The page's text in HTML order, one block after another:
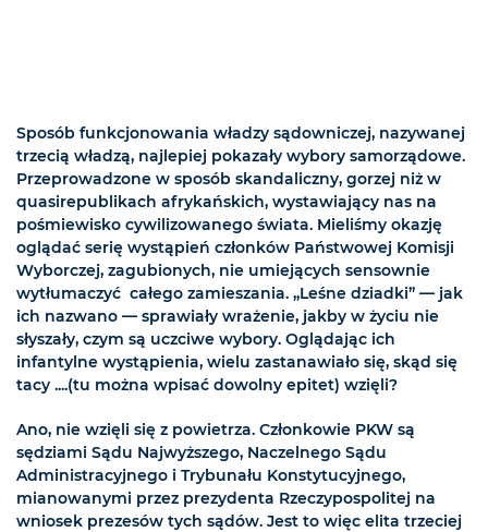
Sposób funkcjonowania władzy sądowniczej, nazywanej
trzecią władzą, najlepiej pokazały wybory samorządowe.
Przeprowadzone w sposób skandaliczny, gorzej niż w
quasirepublikach afrykańskich, wystawiający nas na
pośmiewisko cywilizowanego świata. Mieliśmy okazję
oglądać serię wystąpień członków Państwowej Komisji
Wyborczej, zagubionych, nie umiejących sensownie
wytłumaczyć całego zamieszania. „Leśne dziadki” — jak
ich nazwano — sprawiały wrażenie, jakby w życiu nie
słyszały, czym są uczciwe wybory. Oglądając ich
infantylne wystąpienia, wielu zastanawiało się, skąd się
tacy ....(tu można wpisać dowolny epitet) wzięli?
Ano, nie wzięli się z powietrza. Członkowie PKW są
sędziami Sądu Najwyższego, Naczelnego Sądu
Administracyjnego i Trybunału Konstytucyjnego,
mianowanymi przez prezydenta Rzeczypospolitej na
wniosek prezesów tych sądów. Jest to więc elita trzeciej